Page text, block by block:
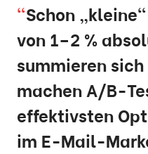
Schon
von 1–2 %
summieren
machen A/B-
effektivsten
im E-Mail-